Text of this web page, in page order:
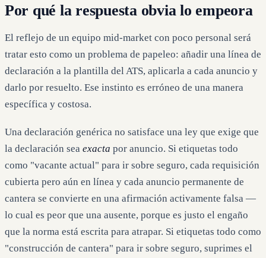
Por qué la respuesta obvia lo empeora
El reflejo de un equipo mid-market con poco personal será
tratar esto como un problema de papeleo: añadir una línea de
declaración a la plantilla del ATS, aplicarla a cada anuncio y
darlo por resuelto. Ese instinto es erróneo de una manera
específica y costosa.
Una declaración genérica no satisface una ley que exige que
la declaración sea exacta por anuncio. Si etiquetas todo
como "vacante actual" para ir sobre seguro, cada requisición
cubierta pero aún en línea y cada anuncio permanente de
cantera se convierte en una afirmación activamente falsa —
lo cual es peor que una ausente, porque es justo el engaño
que la norma está escrita para atrapar. Si etiquetas todo como
"construcción de cantera" para ir sobre seguro, suprimes el